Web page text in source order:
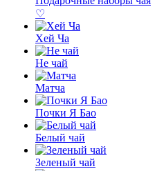
♡
Хей Ча
Не чай
Матча
Почки Я Бао
Белый чай
Зеленый чай